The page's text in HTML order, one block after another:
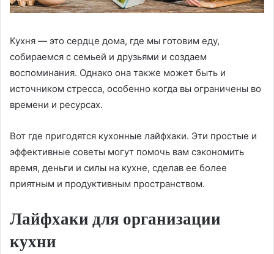
Кухня — это сердце дома, где мы готовим еду,
собираемся с семьей и друзьями и создаем
воспоминания. Однако она также может быть и
источником стресса, особенно когда вы ограничены во
времени и ресурсах.
Вот где пригодятся кухонные лайфхаки. Эти простые и
эффективные советы могут помочь вам сэкономить
время, деньги и силы на кухне, сделав ее более
приятным и продуктивным пространством.
Лайфхаки для организации
кухни